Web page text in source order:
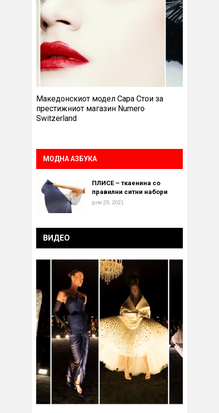
Македонскиот модел Сара Стои за
престижниот магазин Numero
Switzerland
МОДНА АЗБУКА
ПЛИСЕ – ткаенина со
правилни ситни набори
јули 29, 2021
ВИДЕО